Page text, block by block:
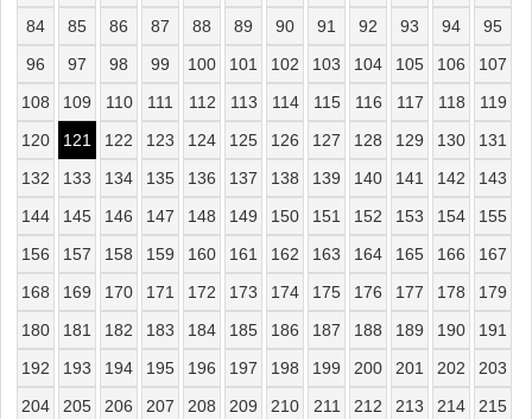
84
85 86 87 88 89 90 91 92 93 94
95
96
97 98 99 100 101 102 103 104 105 106
107
108
109 110 111 112 113 114 115 116 117 118
119
120
121 122 123 124 125 126 127 128 129 130
131
132
133 134 135 136 137 138 139 140 141 142
143
144
145 146 147 148 149 150 151 152 153 154
155
156
157 158 159 160 161 162 163 164 165 166
167
168
169 170 171 172 173 174 175 176 177 178
179
180
181 182 183 184 185 186 187 188 189 190
191
192
193 194 195 196 197 198 199 200 201 202
203
204
205 206 207 208 209 210 211 212 213 214
215